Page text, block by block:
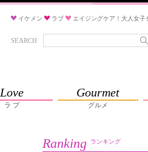
イケメン ラブ エイジングケア！大人女子
SEARCH
Love
ラ ブ
Gourmet
グルメ
Ranking ランキング